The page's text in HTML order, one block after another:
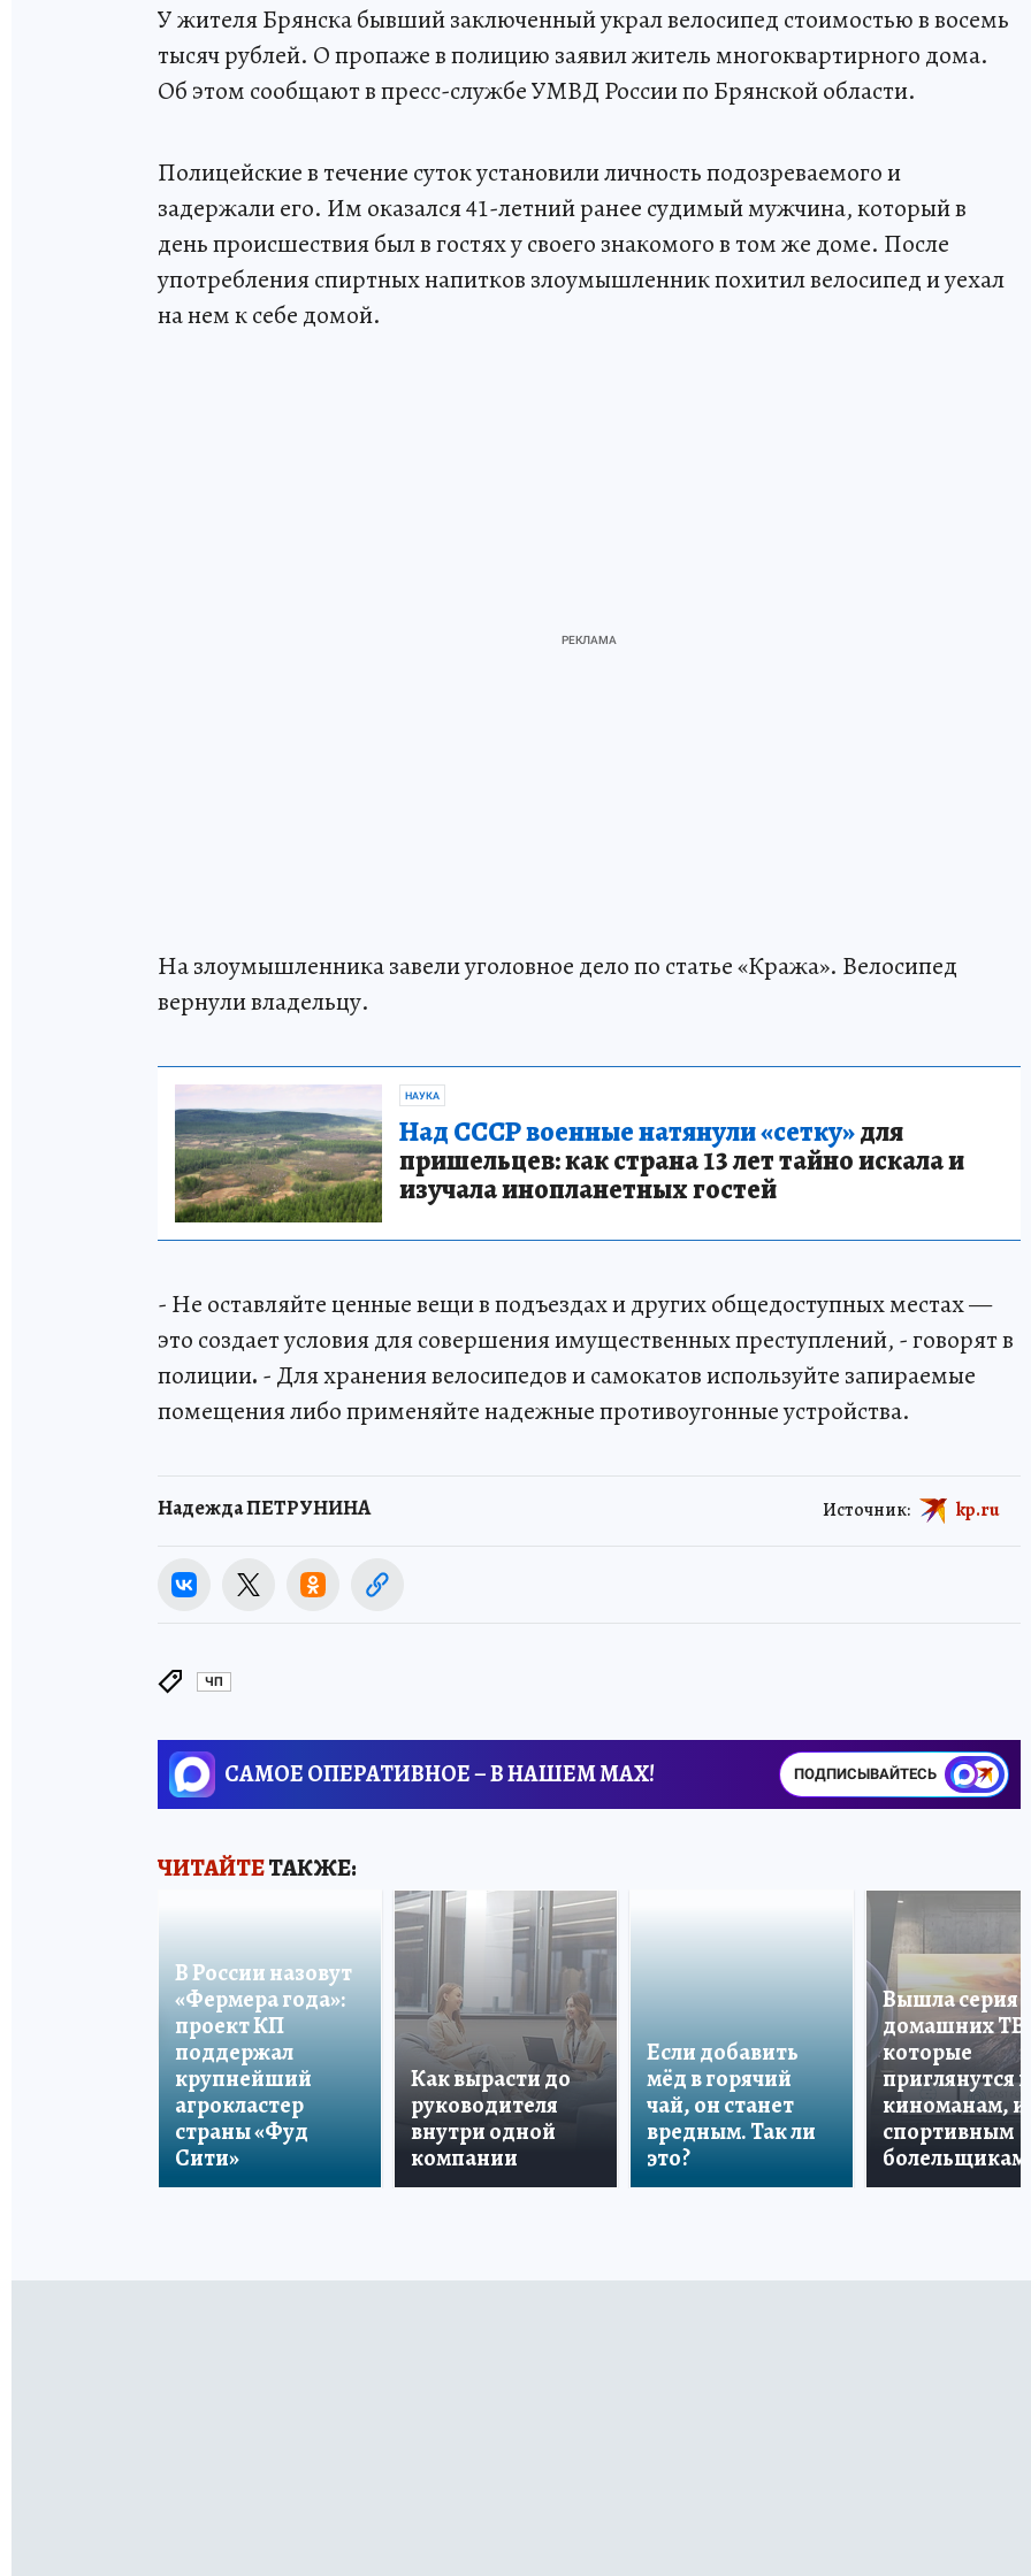
У жителя Брянска бывший заключенный украл велосипед стоимостью в восемь
тысяч рублей. О пропаже в полицию заявил житель многоквартирного дома.
Об этом сообщают в пресс-службе УМВД России по Брянской области.
Полицейские в течение суток установили личность подозреваемого и
задержали его. Им оказался 41-летний ранее судимый мужчина, который в
день происшествия был в гостях у своего знакомого в том же доме. После
употребления спиртных напитков злоумышленник похитил велосипед и уехал
на нем к себе домой.
На злоумышленника завели уголовное дело по статье «Кража». Велосипед
вернули владельцу.
НАУКА
Над СССР военные натянули «сетку»для
пришельцев: как страна 13 лет тайно искала и
изучала инопланетных гостей
- Не оставляйте ценные вещи в подъездах и других общедоступных местах —
это создает условия для совершения имущественных преступлений, - говорят в
полиции. - Для хранения велосипедов и самокатов используйте запираемые
помещения либо применяйте надежные противоугонные устройства.
Надежда ПЕТРУНИНА Источник: kp.ru
ЧП
САМОЕ ОПЕРАТИВНОЕ – В НАШЕМ MAX! ПОДПИСЫВАЙТЕСЬ
ЧИТАЙТЕТАКЖЕ:
В России назовут
«Фермера года»:
проект КП
поддержал
крупнейший
агрокластер
страны «Фуд
Сити»
Как вырасти до
руководителя
внутри одной
компании
Если добавить
мёд в горячий
чай, он станет
вредным. Так ли
это?
Вышла серия
домашних ТВ,
которые
приглянутся и
киноманам, и
спортивным
болельщикам